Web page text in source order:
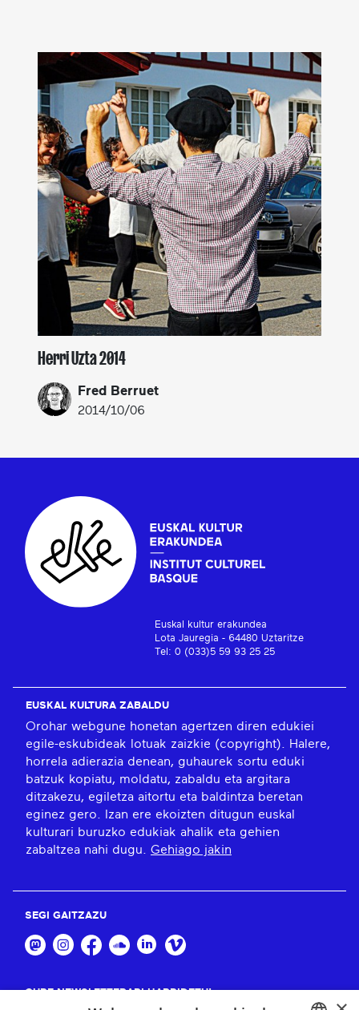
Herri Uzta 2014
Fred Berruet
2014/10/06
Euskal kultur erakundea
Lota Jauregia - 64480 Uztaritze
Tel: 0 (033)5 59 93 25 25
EUSKAL KULTURA ZABALDU
Orohar webgune honetan agertzen diren edukiei
egile-eskubideak lotuak zaizkie (copyright). Halere,
horrela adierazia denean, guhaurek sortu eduki
batzuk kopiatu, moldatu, zabaldu eta argitara
ditzakezu, egiletza aitortu eta baldintza beretan
eginez gero. Izan ere ekoizten ditugun euskal
kulturari buruzko edukiak ahalik eta gehien
zabaltzea nahi dugu. Gehiago jakin
SEGI GAITZAZU
GURE NEWSLETTERARI HARPIDETU!